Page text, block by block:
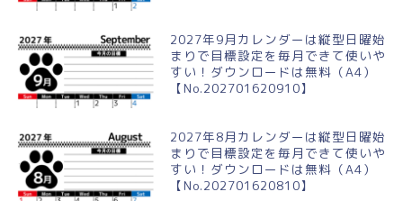
2027年9月カレンダーは縦型日曜始
まりで目標設定を毎月できて使いや
すい！ダウンロードは無料（A4）
【No.202701620910】
2027年8月カレンダーは縦型日曜始
まりで目標設定を毎月できて使いや
すい！ダウンロードは無料（A4）
【No.202701620810】